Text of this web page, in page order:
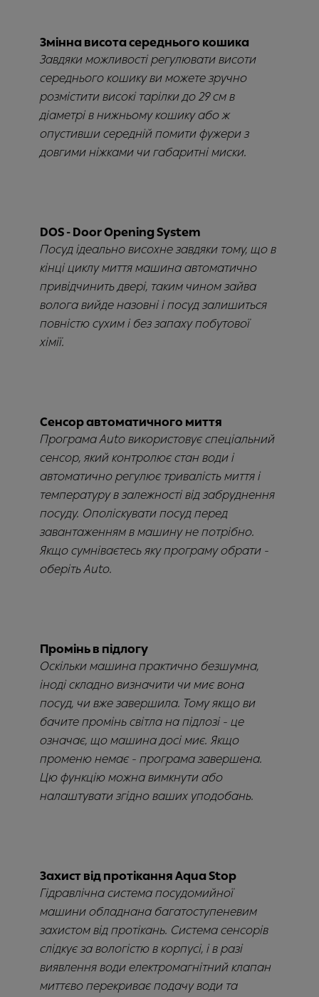
Змінна висота середнього кошика
Завдяки можливості регулювати висоти
середнього кошику ви можете зручно
розмістити високі тарілки до 29 см в
діаметрі в нижньому кошику або ж
опустивши середній помити фужери з
довгими ніжками чи габаритні миски.
DOS - Door Opening System
Посуд ідеально висохне завдяки тому, що в
кінці циклу миття машина автоматично
привідчинить двері, таким чином зайва
волога вийде назовні і посуд залишиться
повністю сухим і без запаху побутової
хімії.
Сенсор автоматичного миття
Програма Auto використовує спеціальний
сенсор, який контролює стан води і
автоматично регулює тривалість миття і
температуру в залежності від забруднення
посуду. Ополіскувати посуд перед
завантаженням в машину не потрібно.
Якщо сумніваєтесь яку програму обрати -
оберіть Auto.
Промінь в підлогу
Оскільки машина практично безшумна,
іноді складно визначити чи миє вона
посуд, чи вже завершила. Тому якщо ви
бачите промінь світла на підлозі - це
означає, що машина досі миє. Якщо
променю немає - програма завершена.
Цю функцію можна вимкнути або
налаштувати згідно ваших уподобань.
Захист від протікання Aqua Stop
Гідравлічна система посудомийної
машини обладнана багатоступеневим
захистом від протікань. Система сенсорів
слідкує за вологістю в корпусі, і в разі
виявлення води електромагнітний клапан
миттєво перекриває подачу води та